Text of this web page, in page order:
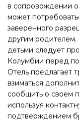
в сопровождении
может
заверенного
другим
детьми следует
Колумбии перед
Отель предлагает
взиматься
сообщить о своем
используя
подтверждением